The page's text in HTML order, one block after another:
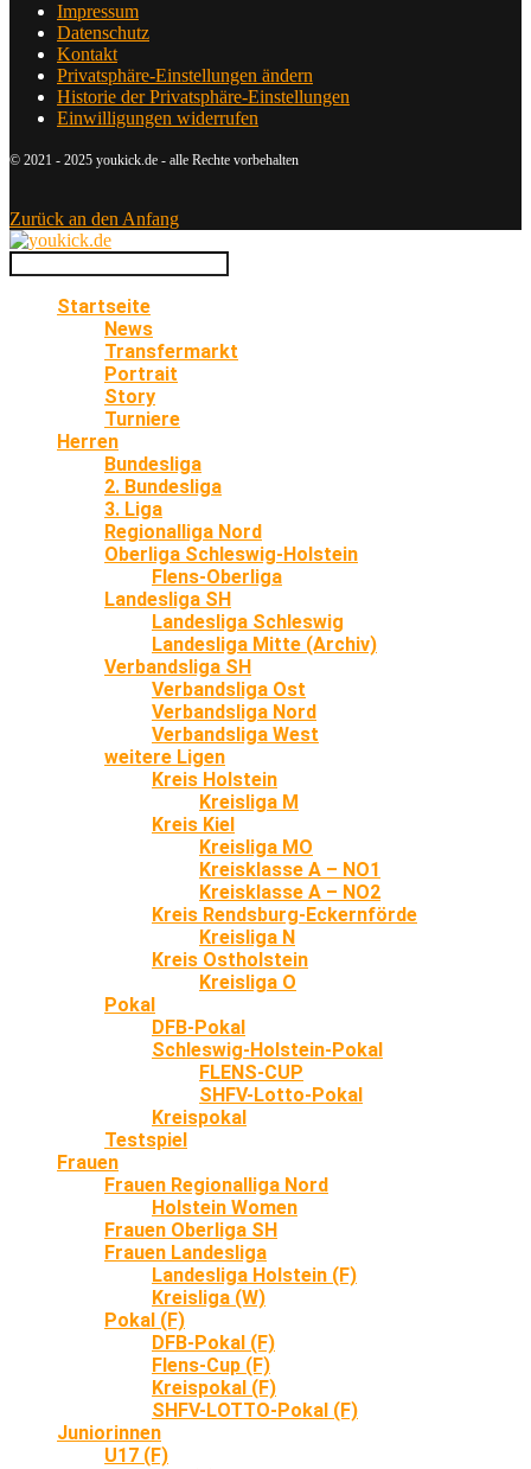
Impressum
Datenschutz
Kontakt
Privatsphäre-Einstellungen ändern
Historie der Privatsphäre-Einstellungen
Einwilligungen widerrufen
© 2021 - 2025 youkick.de - alle Rechte vorbehalten
Zurück an den Anfang
Startseite
News
Transfermarkt
Portrait
Story
Turniere
Herren
Bundesliga
2. Bundesliga
3. Liga
Regionalliga Nord
Oberliga Schleswig-Holstein
Flens-Oberliga
Landesliga SH
Landesliga Schleswig
Landesliga Mitte (Archiv)
Verbandsliga SH
Verbandsliga Ost
Verbandsliga Nord
Verbandsliga West
weitere Ligen
Kreis Holstein
Kreisliga M
Kreis Kiel
Kreisliga MO
Kreisklasse A – NO1
Kreisklasse A – NO2
Kreis Rendsburg-Eckernförde
Kreisliga N
Kreis Ostholstein
Kreisliga O
Pokal
DFB-Pokal
Schleswig-Holstein-Pokal
FLENS-CUP
SHFV-Lotto-Pokal
Kreispokal
Testspiel
Frauen
Frauen Regionalliga Nord
Holstein Women
Frauen Oberliga SH
Frauen Landesliga
Landesliga Holstein (F)
Kreisliga (W)
Pokal (F)
DFB-Pokal (F)
Flens-Cup (F)
Kreispokal (F)
SHFV-LOTTO-Pokal (F)
Juniorinnen
U17 (F)